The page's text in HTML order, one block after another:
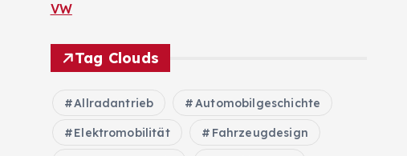
VW
Tag Clouds
Allradantrieb Automobilgeschichte
Elektromobilität Fahrzeugdesign